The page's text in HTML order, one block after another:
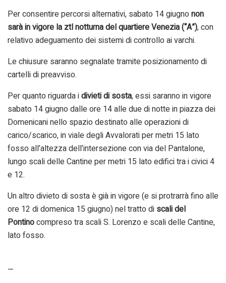
Per consentire percorsi alternativi, sabato 14 giugnonon
sarà in vigore la ztl notturna del quartiere Venezia (“A”), con
relativo adeguamento dei sistemi di controllo ai varchi.
Le chiusure saranno segnalate tramite posizionamento di
cartelli di preavviso.
Per quanto riguarda idivieti di sosta, essi saranno in vigore
sabato 14 giugno dalle ore 14 alle due di notte in piazza dei
Domenicani nello spazio destinato alle operazioni di
carico/scarico, in viale degli Avvalorati per metri 15 lato
fosso all’altezza dell’intersezione con via del Pantalone,
lungo scali delle Cantine per metri 15 lato edifici tra i civici 4
e 12.
Un altro divieto di sosta è già in vigore (e si protrarrà fino alle
ore 12 di domenica 15 giugno) nel tratto di scali del
Pontinocompreso tra scali S. Lorenzo e scali delle Cantine,
lato fosso.
—